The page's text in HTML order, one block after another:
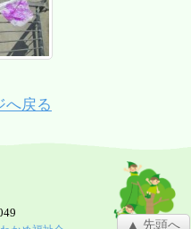
へ戻る
▲ 先頭へ